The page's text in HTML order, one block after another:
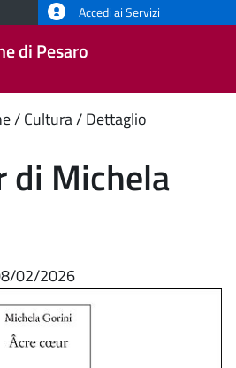
Accedi ai Servizi
di Pesaro
Cultura Dettaglio
Michela
02/2026